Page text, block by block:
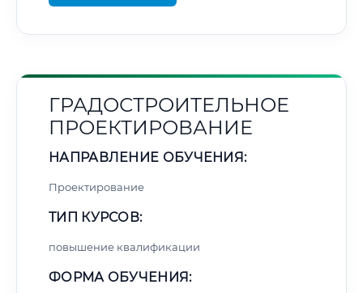
ГРАДОСТРОИТЕЛЬНОЕ
ПРОЕКТИРОВАНИЕ
НАПРАВЛЕНИЕ ОБУЧЕНИЯ:
Проектирование
ТИП КУРСОВ:
повышение квалификации
ФОРМА ОБУЧЕНИЯ: